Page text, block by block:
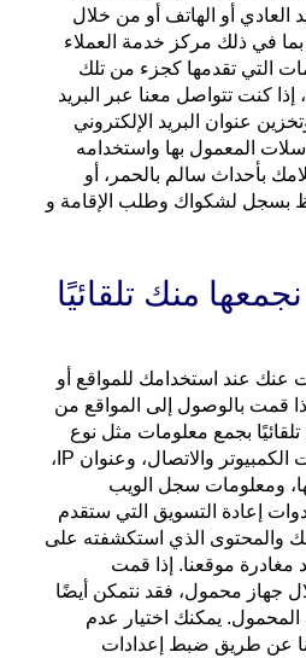
العادي أو الهاتف أو من خلال
في ذلك مركز خدمة العملاء
التي تقدمها كجزء من تلك
إذا كنت تتواصل معنا عبر البريد
عنوان البريد الإلكتروني
المعمول بها واستخدامه
بأحداث سالم بالحمر، أو
بسجل لشكواك وطلب الإقامة و
منك تلقائيًا
عنك عند استخدامك للمواقع أو
قمت بالوصول إلى المواقع من
بجمع معلومات مثل نوع
المتصفح وإصداره، ومعلومات الكمبيوتر والاتصال، وعنوان IP،
ومعلومات سجل الويب
إعادة التسويق التي ستقدم
والمحتوى الذي استكشفته على
مغادرة موقعنا. إذا قمت
جهاز محمول، فقد نتمكن أيضًا
يمكنك اختيار عدم
عن طريق ضبط إعدادات